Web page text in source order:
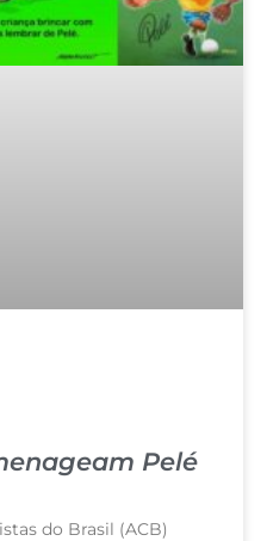
Pelé
do Brasil (ACB)